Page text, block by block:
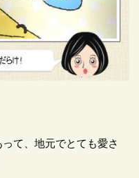
て、地元でとても愛さ